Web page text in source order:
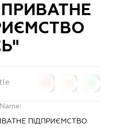
ПІДПРИЄМСТВО